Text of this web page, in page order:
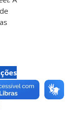
e